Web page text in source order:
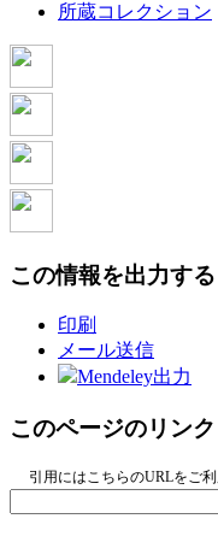
所蔵コレクション
この情報を出力する
印刷
メール送信
Mendeley出力
このページのリンク
引用にはこちらのURLをご